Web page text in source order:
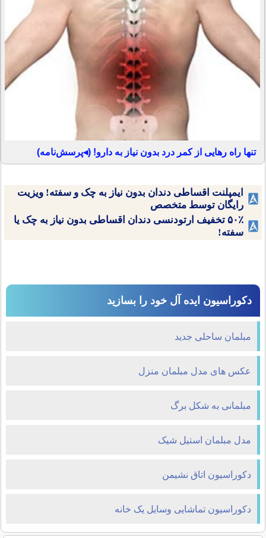
تنها راه رهایی از کمر درد بدون نیاز به دارو! (◂پرسش‌نامه)
ایمپلنت اقساطی دندان بدون نیاز به چک و سفته! ویزیت
رایگان توسط متخصص
۵۰٪ تخفیف ارتودنسی دندان اقساطی بدون نیاز به چک یا
سفته!
دکوراسیون ایده آل خود را بسازید
مبلمان ساحلی جدید
عکس های مدل مبلمان منزل
مبلمانی به شکل برگ
مدل مبلمان استیل شیک
دکوراسیون اتاق نشیمن
دکوراسیون تماشایی وسایل یک خانه